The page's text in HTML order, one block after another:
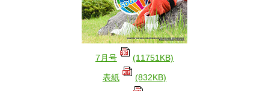
7月号 (11751KB)
表紙 (832KB)